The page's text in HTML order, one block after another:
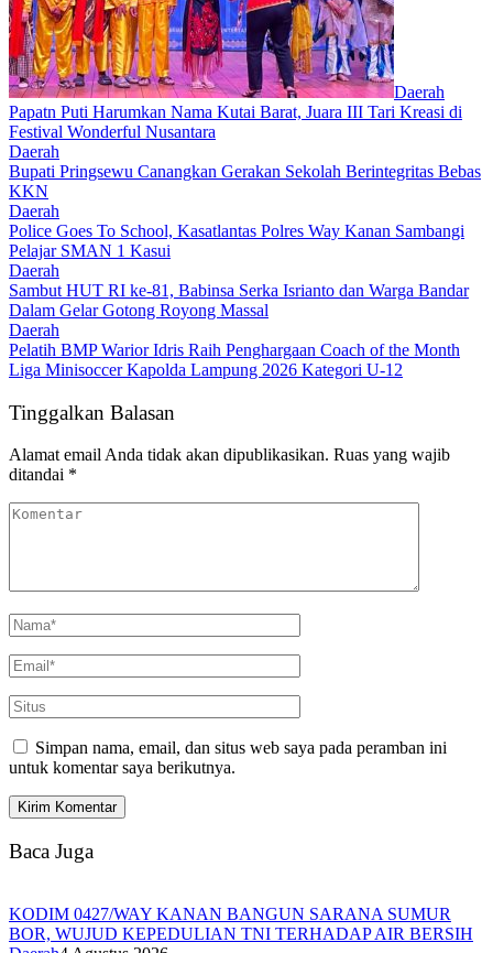
Daerah
Papatn Puti Harumkan Nama Kutai Barat, Juara III Tari Kreasi di
Festival Wonderful Nusantara
Daerah
Bupati Pringsewu Canangkan Gerakan Sekolah Berintegritas Bebas
KKN
Daerah
Police Goes To School, Kasatlantas Polres Way Kanan Sambangi
Pelajar SMAN 1 Kasui
Daerah
Sambut HUT RI ke-81, Babinsa Serka Isrianto dan Warga Bandar
Dalam Gelar Gotong Royong Massal
Daerah
Pelatih BMP Warior Idris Raih Penghargaan Coach of the Month
Liga Minisoccer Kapolda Lampung 2026 Kategori U-12
Tinggalkan Balasan
Alamat email Anda tidak akan dipublikasikan. Ruas yang wajib
ditandai *
Simpan nama, email, dan situs web saya pada peramban ini
untuk komentar saya berikutnya.
Baca Juga
KODIM 0427/WAY KANAN BANGUN SARANA SUMUR
BOR, WUJUD KEPEDULIAN TNI TERHADAP AIR BERSIH